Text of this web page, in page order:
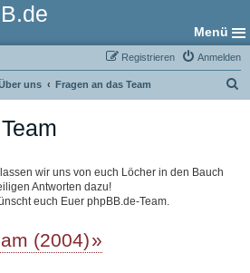
Menü
Anmelden
Registrieren
uns Fragen an das Team
wir uns von euch Löcher in den Bauch
Antworten dazu!
euch Euer phpBB.de-Team.
(2004)